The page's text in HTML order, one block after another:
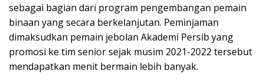
sebagai bagian dari program pengembangan pemain
binaan yang secara berkelanjutan. Peminjaman
dimaksudkan pemain jebolan Akademi Persib yang
promosi ke tim senior sejak musim 2021-2022 tersebut
mendapatkan menit bermain lebih banyak.